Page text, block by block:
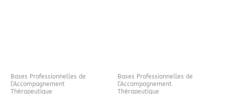
Bases Professionnelles de
l’Accompagnement
Thérapeutique
Bases Professionnelles de
l’Accompagnement
Thérapeutique